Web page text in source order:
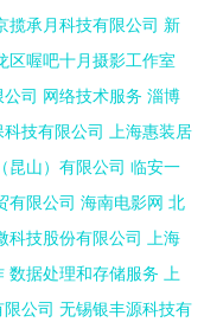
揽承月科技有限公司 新
区喔吧十月摄影工作室
司 网络技术服务 淄博
技有限公司
上海惠装居
昆山）有限公司 临安一
有限公司 海南电影网 北
科技股份有限公司
上海
数据处理和存储服务
上
公司 无锡银丰源科技有